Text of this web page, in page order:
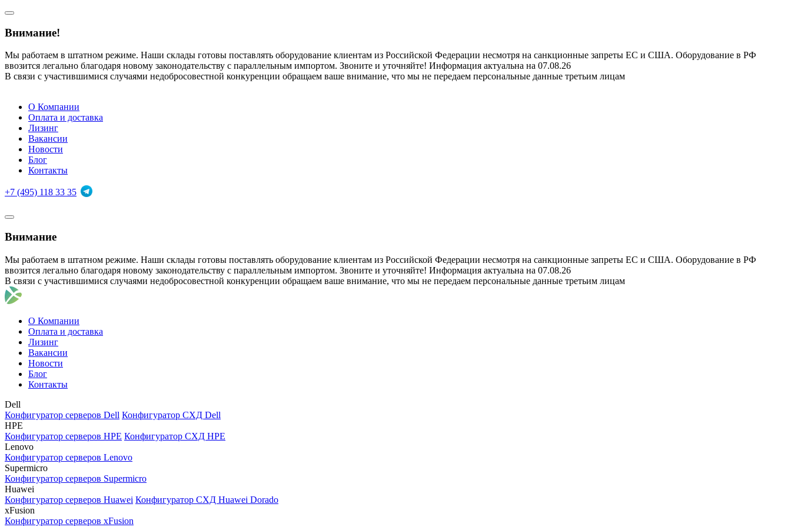
Внимание!
Мы работаем в штатном режиме. Наши склады готовы поставлять оборудование клиентам из Российской Федерации несмотря на санкционные запреты ЕС и США. Оборудование в РФ
ввозится легально благодаря новому законодательству с параллельным импортом. Звоните и уточняйте! Информация актуальна на 07.08.26
В связи с участившимися случаями недобросовестной конкуренции обращаем ваше внимание, что мы не передаем персональные данные третьим лицам
О Компании
Оплата и доставка
Лизинг
Вакансии
Новости
Блог
Контакты
+7 (495) 118 33 35
Внимание
Мы работаем в штатном режиме. Наши склады готовы поставлять оборудование клиентам из Российской Федерации несмотря на санкционные запреты ЕС и США. Оборудование в РФ
ввозится легально благодаря новому законодательству с параллельным импортом. Звоните и уточняйте! Информация актуальна на 07.08.26
В связи с участившимися случаями недобросовестной конкуренции обращаем ваше внимание, что мы не передаем персональные данные третьим лицам
О Компании
Оплата и доставка
Лизинг
Вакансии
Новости
Блог
Контакты
Dell
Конфигуратор серверов Dell Конфигуратор СХД Dell
HPE
Конфигуратор серверов HPE Конфигуратор СХД HPE
Lenovo
Конфигуратор серверов Lenovo
Supermicro
Конфигуратор серверов Supermicro
Huawei
Конфигуратор серверов Huawei Конфигуратор СХД Huawei Dorado
xFusion
Конфигуратор серверов xFusion